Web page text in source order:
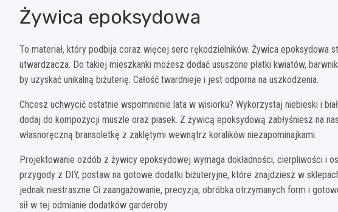
Żywica epoksydowa
To materiał, który podbija coraz więcej serc rękodzielników. Żywica epoksydowa
utwardzacza. Do takiej mieszkanki możesz dodać ususzone płatki kwiatów,
by uzyskać unikalną biżuterię. Całość twardnieje i jest odporna na uszkodzenia.
Chcesz uchwycić ostatnie wspomnienie lata w wisiorku? Wykorzystaj niebieski i
dodaj do kompozycji muszle oraz piasek. Z żywicą epoksydową zabłyśniesz na
własnoręczną bransoletkę z zaklętymi wewnątrz koralików niezapominajkami.
Projektowanie ozdób z żywicy epoksydowej wymaga dokładności, cierpliwości i
przygody z DIY, postaw na gotowe dodatki biżuteryjne, które znajdziesz w
jednak niestraszne Ci zaangażowanie, precyzja, obróbka otrzymanych form i
sił w tej odmianie dodatków garderoby.